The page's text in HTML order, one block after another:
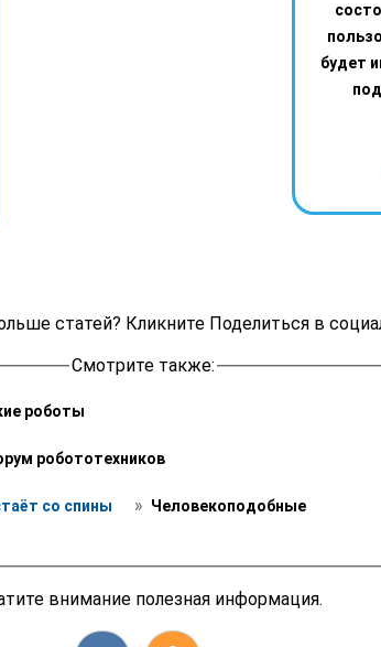
будет
статей? Кликните Поделиться в
Смотрите также:
роботы
робототехников
со спины » Человекоподобные
внимание полезная информация.